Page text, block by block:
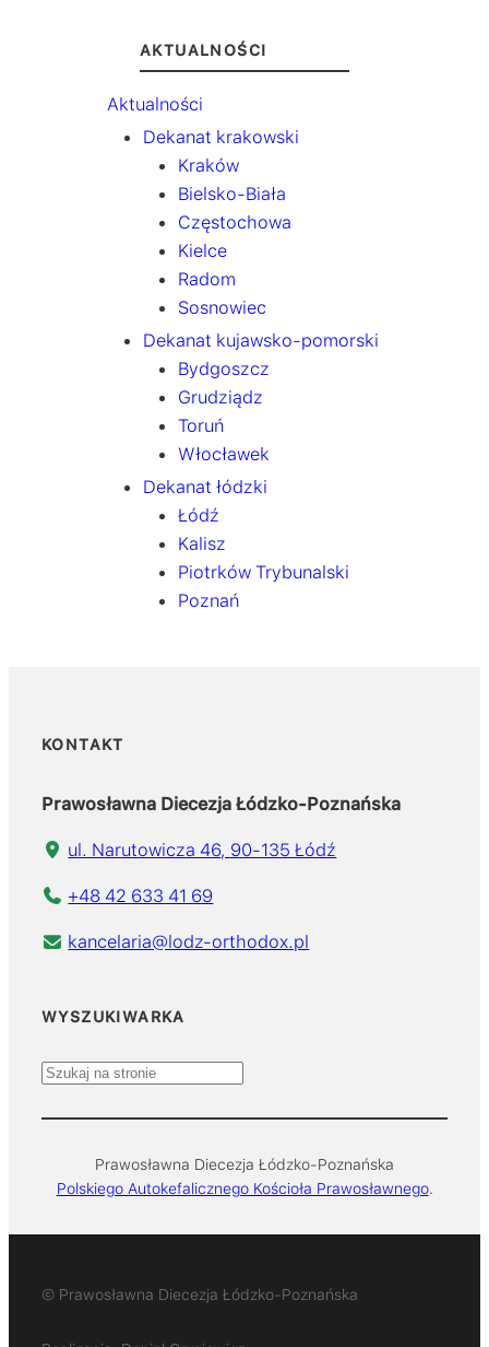
AKTUALNOŚCI
Aktualności
Dekanat krakowski
Kraków
Bielsko-Biała
Częstochowa
Kielce
Radom
Sosnowiec
Dekanat kujawsko-pomorski
Bydgoszcz
Grudziądz
Toruń
Włocławek
Dekanat łódzki
Łódź
Kalisz
Piotrków Trybunalski
Poznań
KONTAKT
Prawosławna Diecezja Łódzko-Poznańska
ul. Narutowicza 46, 90-135 Łódź
+48 42 633 41 69
kancelaria@lodz-orthodox.pl
WYSZUKIWARKA
S
Prawosławna Diecezja Łódzko-Poznańska
Polskiego Autokefalicznego Kościoła Prawosławnego.
© Prawosławna Diecezja Łódzko-Poznańska